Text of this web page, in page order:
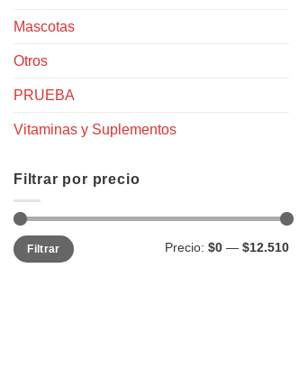
Mascotas
Otros
PRUEBA
Vitaminas y Suplementos
Filtrar por precio
Precio
mínimo
Precio
máximo
Filtrar Precio: $0 — $12.510